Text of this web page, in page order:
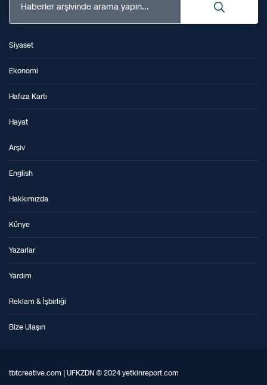
Haberler arşivinde arama yapın...
Siyaset
Ekonomi
Hafıza Kartı
Hayat
Arşiv
English
Hakkımızda
Künye
Yazarlar
Yardım
Reklam & İşbirliği
Bize Ulaşın
tbtcreative.com | UFKZDN © 2024 yetkinreport.com